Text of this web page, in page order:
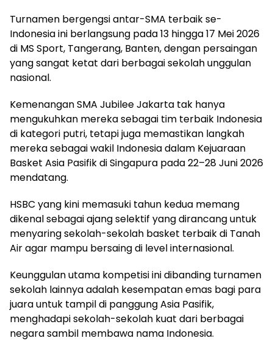
Turnamen bergengsi antar-SMA terbaik se-
Indonesia ini berlangsung pada 13 hingga 17 Mei 2026
di MS Sport, Tangerang, Banten, dengan persaingan
yang sangat ketat dari berbagai sekolah unggulan
nasional.
Kemenangan SMA Jubilee Jakarta tak hanya
mengukuhkan mereka sebagai tim terbaik Indonesia
di kategori putri, tetapi juga memastikan langkah
mereka sebagai wakil Indonesia dalam Kejuaraan
Basket Asia Pasifik di Singapura pada 22–28 Juni 2026
mendatang.
HSBC yang kini memasuki tahun kedua memang
dikenal sebagai ajang selektif yang dirancang untuk
menyaring sekolah-sekolah basket terbaik di Tanah
Air agar mampu bersaing di level internasional.
Keunggulan utama kompetisi ini dibanding turnamen
sekolah lainnya adalah kesempatan emas bagi para
juara untuk tampil di panggung Asia Pasifik,
menghadapi sekolah-sekolah kuat dari berbagai
negara sambil membawa nama Indonesia.